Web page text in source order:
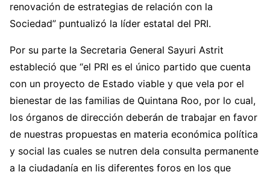
renovación de estrategias de relación con la
Sociedad” puntualizó la líder estatal del PRI.
Por su parte la Secretaria General Sayuri Astrit
estableció que “el PRI es el único partido que cuenta
con un proyecto de Estado viable y que vela por el
bienestar de las familias de Quintana Roo, por lo cual,
los órganos de dirección deberán de trabajar en favor
de nuestras propuestas en materia económica política
y social las cuales se nutren dela consulta permanente
a la ciudadanía en lis diferentes foros en los que